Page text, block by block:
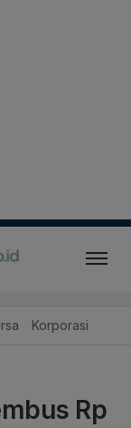
Korporasi
Rp